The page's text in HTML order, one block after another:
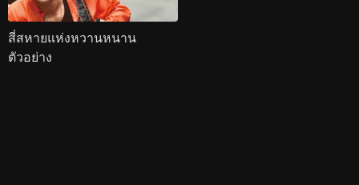
สี่สหายแห่งหวานหนาน
ตัวอย่าง